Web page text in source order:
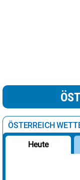
ÖSTERREICH
Heute